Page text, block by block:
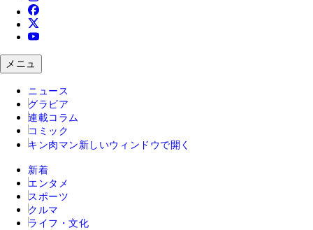
メニュ
ニュース
グラビア
連載コラム
コミック
キン肉マン 新しいウィンドウで開く
新着
エンタメ
スポーツ
クルマ
ライフ・文化